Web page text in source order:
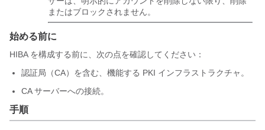
またはブロックされません。
始める前に
HIBA を構成する前に、次の点を確認してください：
認証局（CA）を含む、機能する PKI インフラストラクチャ。
CA サーバーへの接続。
手順